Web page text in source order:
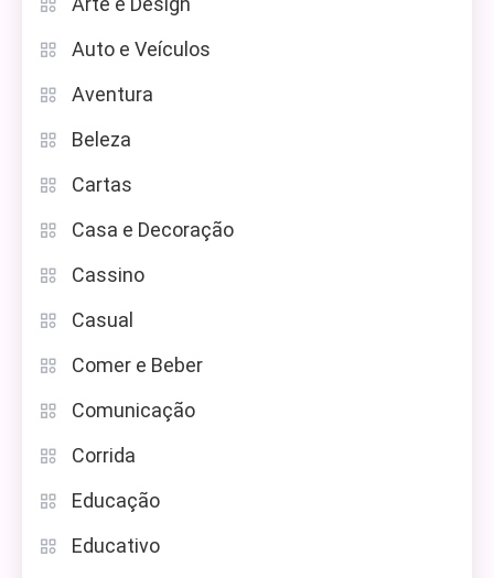
Auto e Veículos
Aventura
Beleza
Cartas
Casa e Decoração
Cassino
Casual
Comer e Beber
Comunicação
Corrida
Educação
Educativo